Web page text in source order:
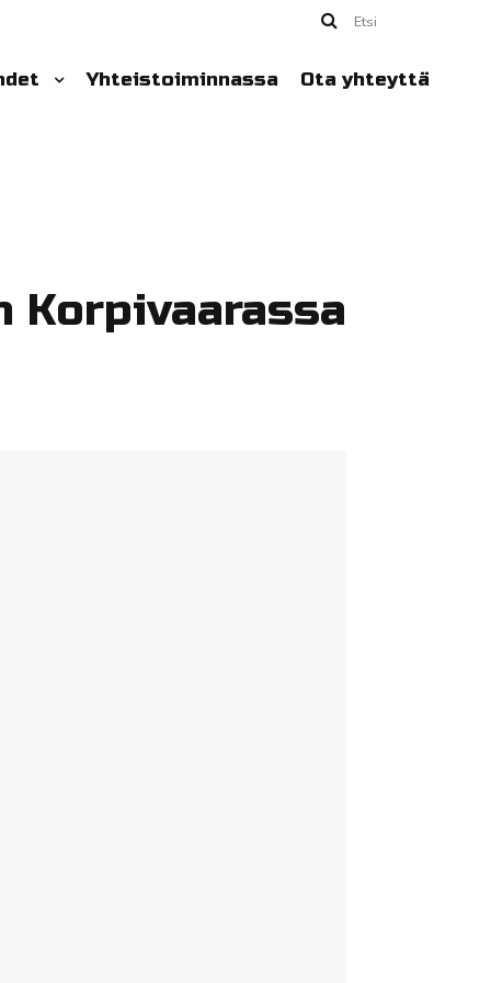
Etsi
Yhteistoiminnassa Ota yhteyttä